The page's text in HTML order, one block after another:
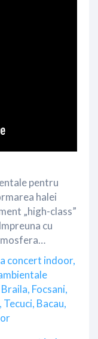
pentru
halei
„high-class”
cu